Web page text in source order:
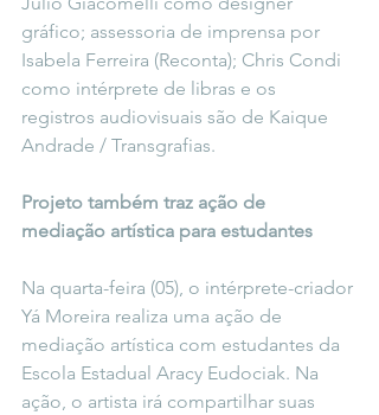
gráfico; assessoria de imprensa por
Isabela Ferreira (Reconta); Chris Condi
como intérprete de libras e os
registros audiovisuais são de Kaique
Andrade / Transgrafias.
Projeto também traz ação de
mediação artística para estudantes
Na quarta-feira (05), o intérprete-criador
Yá Moreira realiza uma ação de
mediação artística com estudantes da
Escola Estadual Aracy Eudociak. Na
ação, o artista irá compartilhar suas